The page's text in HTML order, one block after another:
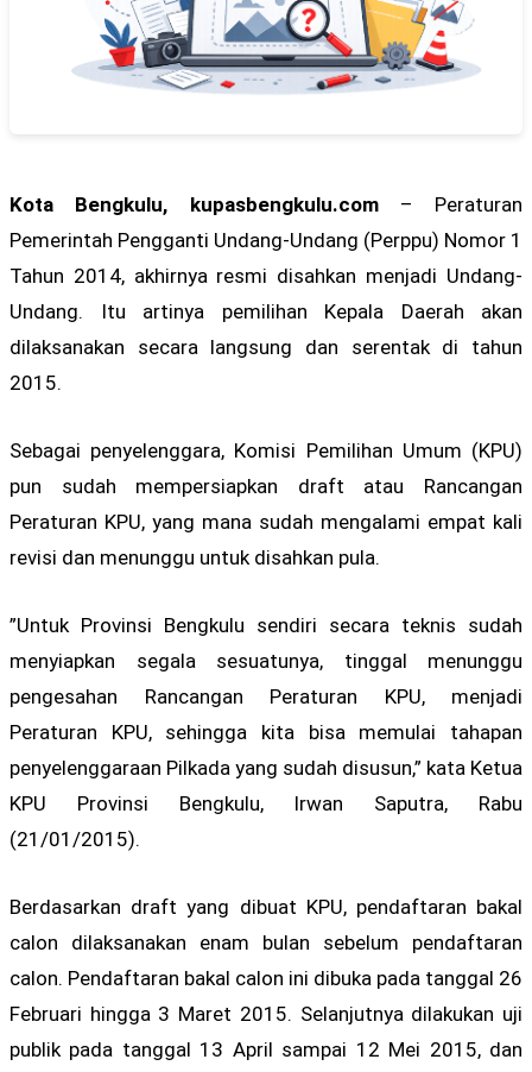
Kota Bengkulu, kupasbengkulu.com– Peraturan
Pemerintah Pengganti Undang-Undang (Perppu) Nomor 1
Tahun 2014, akhirnya resmi disahkan menjadi Undang-
Undang. Itu artinya pemilihan Kepala Daerah akan
dilaksanakan secara langsung dan serentak di tahun
2015.
Sebagai penyelenggara, Komisi Pemilihan Umum (KPU)
pun sudah mempersiapkan draft atau Rancangan
Peraturan KPU, yang mana sudah mengalami empat kali
revisi dan menunggu untuk disahkan pula.
”Untuk Provinsi Bengkulu sendiri secara teknis sudah
menyiapkan segala sesuatunya, tinggal menunggu
pengesahan Rancangan Peraturan KPU, menjadi
Peraturan KPU, sehingga kita bisa memulai tahapan
penyelenggaraan Pilkada yang sudah disusun,” kata Ketua
KPU Provinsi Bengkulu, Irwan Saputra, Rabu
(21/01/2015).
Berdasarkan draft yang dibuat KPU, pendaftaran bakal
calon dilaksanakan enam bulan sebelum pendaftaran
calon. Pendaftaran bakal calon ini dibuka pada tanggal 26
Februari hingga 3 Maret 2015. Selanjutnya dilakukan uji
publik pada tanggal 13 April sampai 12 Mei 2015, dan